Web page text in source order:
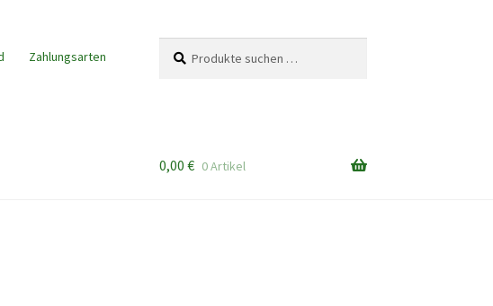
Zahlungsarten
nach:
0,00 € 0 Artikel